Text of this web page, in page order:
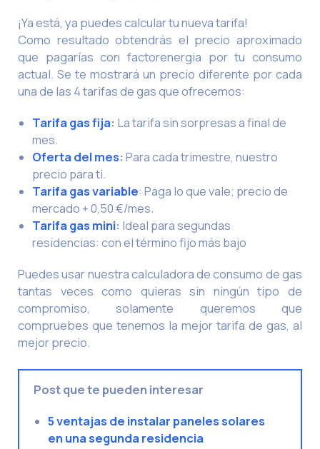
¡Ya está, ya puedes calcular tu nueva tarifa!
Como resultado obtendrás el precio aproximado
que pagarías con factorenergia por tu consumo
actual. Se te mostrará un precio diferente por cada
una de las 4 tarifas de gas que ofrecemos:
Tarifa gas fija: La tarifa sin sorpresas a final de
mes.
Oferta del mes: Para cada trimestre, nuestro
precio para ti.
Tarifa gas variable: Paga lo que vale; precio de
mercado + 0,50 €/mes.
Tarifa gas mini: Ideal para segundas
residencias: con el término fijo más bajo
Puedes usar nuestra calculadora de consumo de gas
tantas veces como quieras sin ningún tipo de
compromiso, solamente queremos que
compruebes que tenemos la mejor tarifa de gas, al
mejor precio.
Post que te pueden interesar
5 ventajas de instalar paneles solares
en una segunda residencia